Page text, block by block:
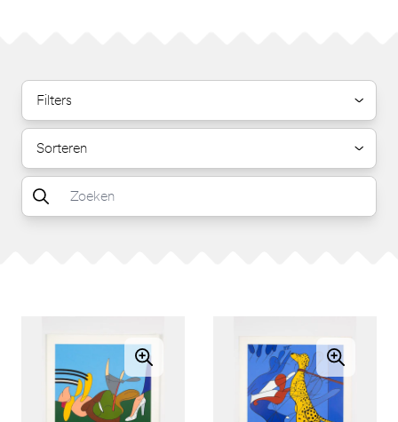
Filters
Sorteren